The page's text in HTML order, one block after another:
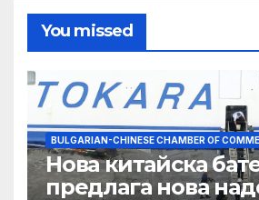
You missed
BULGARIAN-CHINESE CHAMBER OF
Нова китайска
предлага нова